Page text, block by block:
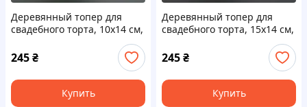
Деревянный топер для
свадебного торта, 10х14 см,
Артикул TPR-010
245₴
Купить
Деревянный топер для
свадебного торта, 15х14 см,
Артикул TPR-022
245₴
Купить